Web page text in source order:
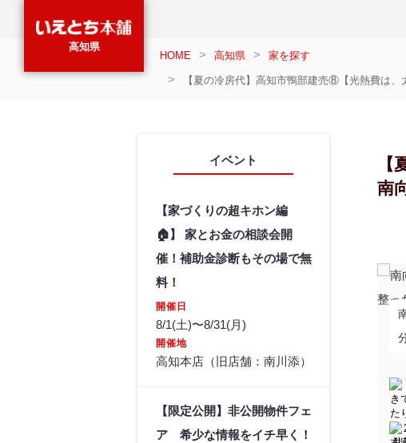
高知県
HOME 高知県 家を探す
【夏の冷房代】高知市鴨部建売⑧【光熱費は
イベント
【家づくりの超キホン編
🏠】 家とお金の相談会開
催！補助金診断もその場で無
料！
開催日
8/1(土)〜8/31(月)
開催地
高知本店（旧店舗：南川添）
【限定公開】非公開物件フェ
ア 希少な情報をイチ早く！
南